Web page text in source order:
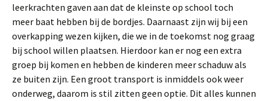
leerkrachten gaven aan dat de kleinste op school toch
meer baat hebben bij de bordjes. Daarnaast zijn wij bij een
overkapping wezen kijken, die we in de toekomst nog graag
bij school willen plaatsen. Hierdoor kan er nog een extra
groep bij komen en hebben de kinderen meer schaduw als
ze buiten zijn. Een groot transport is inmiddels ook weer
onderweg, daarom is stil zitten geen optie. Dit alles kunnen